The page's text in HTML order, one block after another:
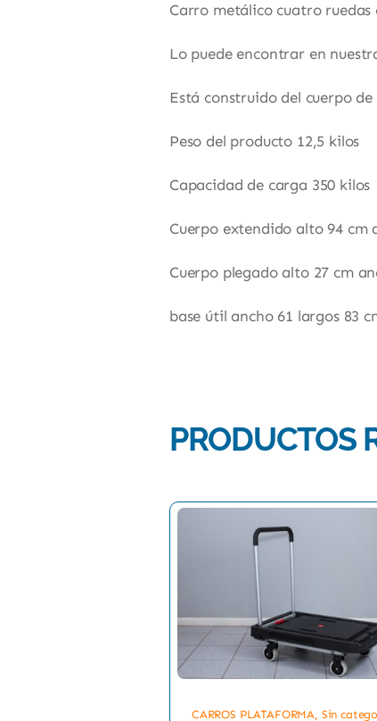
Carro metálico cuatro ruedas
Lo puede encontrar en
Está construido del cuerpo
Peso del producto 12,5 kilos
Capacidad de carga 350 kilos
Cuerpo extendido alto 94 cm
Cuerpo plegado alto 27 cm
base útil ancho 61 largos 83
PRODUCTOS
CARROS PLATAFORMA, Sin